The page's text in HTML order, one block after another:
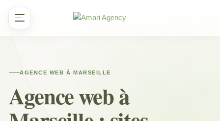
Aller
contenu
AGENCE WEB À MARSEILLE
Agence web à